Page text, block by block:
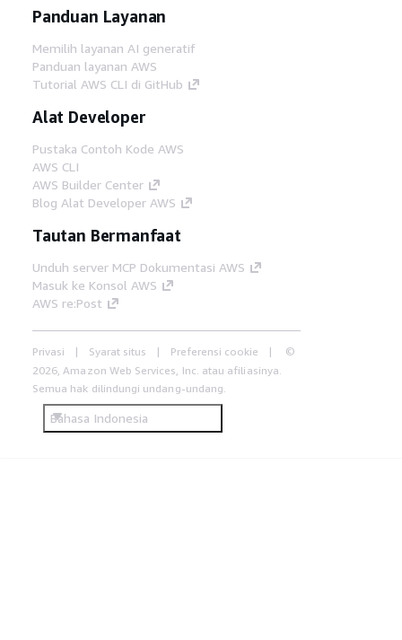
Panduan Layanan
Memilih layanan AI generatif
Panduan layanan AWS
Tutorial AWS CLI di GitHub
Alat Developer
Pustaka Contoh Kode AWS
AWS CLI
AWS Builder Center
Blog Alat Developer AWS
Tautan Bermanfaat
Unduh server MCP Dokumentasi AWS
Masuk ke Konsol AWS
AWS re:Post
Privasi Syarat situs Preferensi cookie
©
2026, Amazon Web Services, Inc. atau afiliasinya.
Semua hak dilindungi undang-undang.
Bahasa Indonesia